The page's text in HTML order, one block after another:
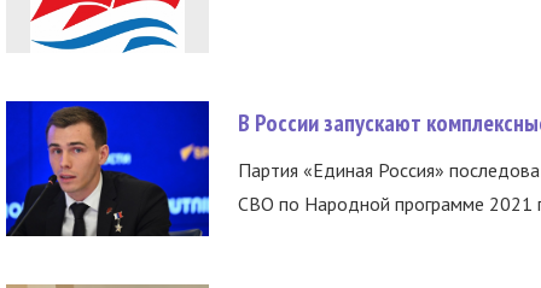
В России запускают
Партия «Единая Россия»
СВО по Народной программе 2021